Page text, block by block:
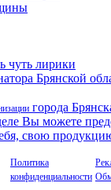
чуть лирики
Брянской
города
Вы можете
свою
Политика
конфиденциальности